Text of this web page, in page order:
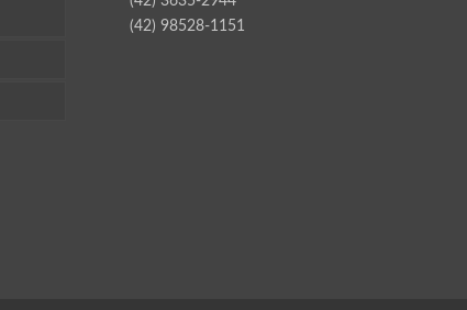
(42) 98528-1151